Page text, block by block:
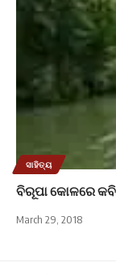
ସାହିତ୍ୟ
ବିରୂପା କୋଳରେ
March 29, 2018